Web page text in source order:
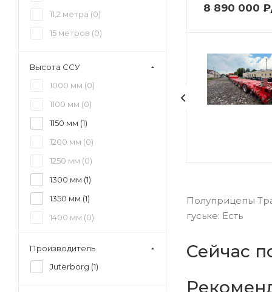
8 890 000 ₽
Полуприцепы
гуське: Есть
Сейчас
11,2 метра (0)
15 метров (0)
Высота ССУ
1000 мм (0)
1100 мм (0)
1150 мм (1)
1200 мм (0)
1250 мм (0)
1300 мм (1)
1350 мм (1)
1400 мм (0)
1500 мм (
0 )
Производитель
Juterborg (1)